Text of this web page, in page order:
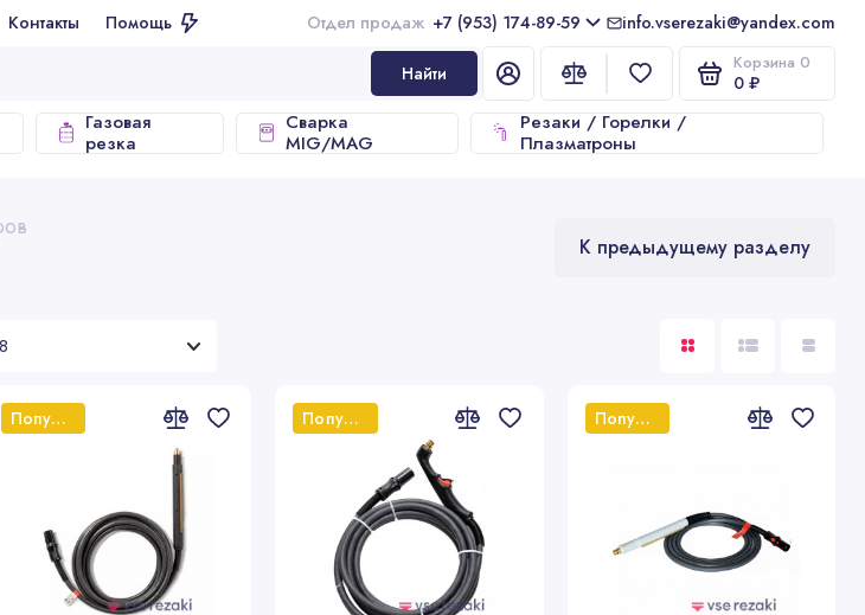
Помощь Отдел продаж +7 (953) 174-89-59 info.vserezaki@yandex.com
Найти Корзина 0
0 ₽
Газовая
резка
Сварка
MIG/MAG
Резаки / Горелки /
Плазматроны
К предыдущему разделу
Популярный Популярный Популярный